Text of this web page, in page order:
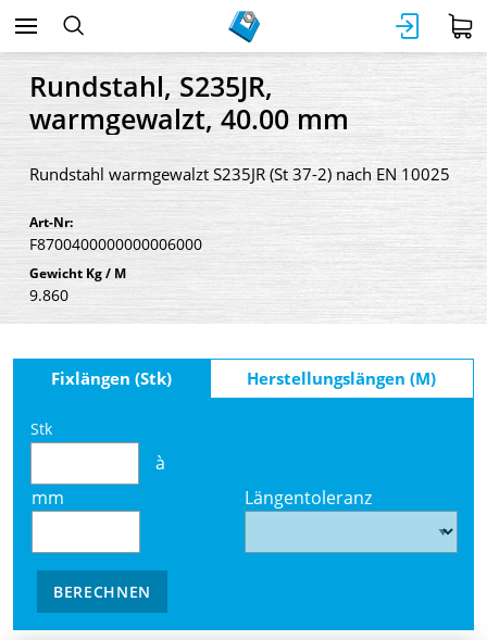
Rundstahl, S235JR,
warmgewalzt, 40.00 mm
Rundstahl warmgewalzt S235JR (St 37-2) nach EN 10025
Art-Nr:
F8700400000000006000
Gewicht Kg / M
9.860
Fixlängen (Stk) Herstellungslängen (M)
Stk
à
mm
Längentoleranz
BERECHNEN